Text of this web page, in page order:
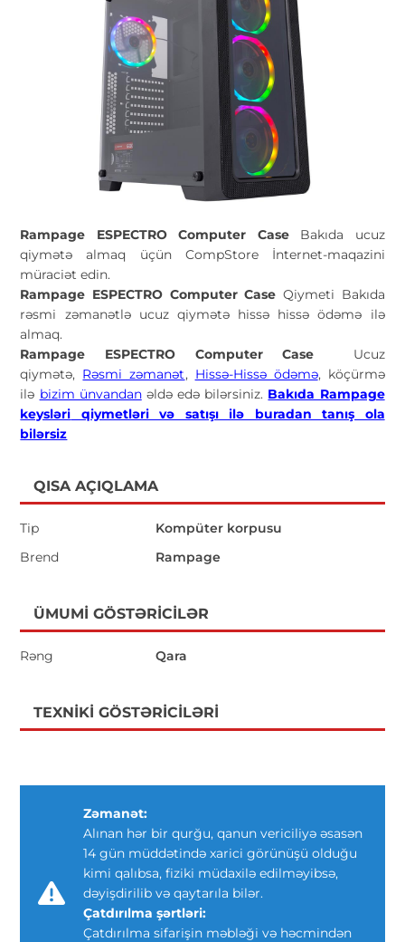
Rampage ESPECTRO Computer Case Bakıda ucuz
qiymətə almaq üçün CompStore İnternet-maqazini
müraciət edin.
Rampage ESPECTRO Computer Case Qiymeti Bakıda
rəsmi zəmanətlə ucuz qiymətə hissə hissə ödəmə ilə
almaq.
Rampage ESPECTRO Computer Case
Ucuz
qiymətə, Rəsmi zəmanət, Hissə-Hissə ödəmə, köçürmə
ilə bizim ünvandanəldə edə bilərsiniz. Bakıda Rampage
keysləri qiymetləri və satışı ilə buradan tanış ola
bilərsiz
QISA AÇIQLAMA
Tip
Kompüter korpusu
Brend
Rampage
ÜMUMI GÖSTƏRICILƏR
Rəng Qara
TEXNIKI GÖSTƏRICILƏRI
Zəmanət:
Alınan hər bir qurğu, qanun vericiliyə əsasən
14 gün müddətində xarici görünüşü olduğu
kimi qalıbsa, fiziki müdaxilə edilməyibsə,
dəyişdirilib və qaytarıla bilər.
Çatdırılma şərtləri:
Çatdırılma sifarişin məbləği və həcmindən